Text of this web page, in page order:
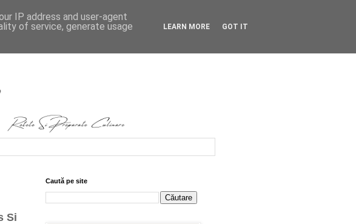
Si
Caută pe site
IP address and user-agent
of service, generate usage
LEARN MORE GOT IT